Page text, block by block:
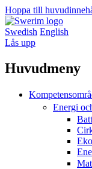
Hoppa till
Swedish English
Lås upp
Huvudmeny
Energi